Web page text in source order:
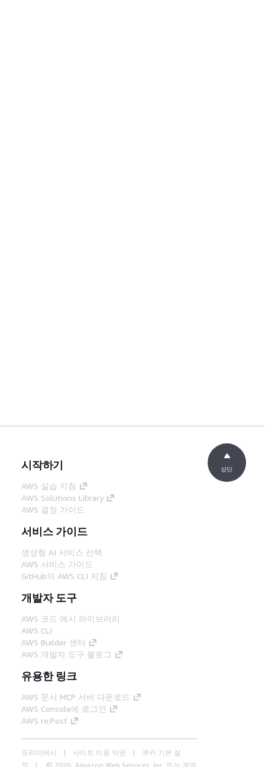
시작하기
AWS 실습 지침
AWS Solutions Library
AWS 결정 가이드
서비스 가이드
생성형 AI 서비스 선택
AWS 서비스 가이드
GitHub의 AWS CLI 지침
개발자 도구
AWS 코드 예시 라이브러리
AWS CLI
AWS Builder 센터
AWS 개발자 도구 블로그
유용한 링크
AWS 문서 MCP 서버 다운로드
AWS Console에 로그인
AWS re:Post
프라이버시 사이트 이용 약관
쿠키 기본 설
정
© 2026, Amazon Web Services, Inc. 또는 계열
상단